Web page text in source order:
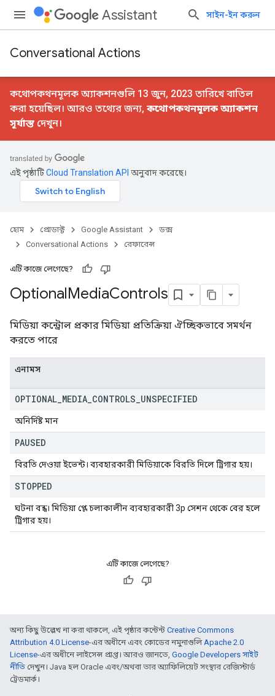
Assistant সাইন-ইন করুন
Conversational Actions
কথোপকথনমূলক অ্যাকশনগুলি 13 জুন, 2023 তারিখে বাতিল
করা হয়েছিল। আরও তথ্যের জন্য, কথোপকথনমূলক অ্যাকশন
সূর্যাস্ত দেখুন।
এই পৃষ্ঠাটিCloud Translation API অনুবাদ করেছে।
হোম প্রোডাক্ট Google Assistant
ডক্স
Conversational Actions
রেফারেন্স
এটি কাজে লেগেছে?
OptionalMediaControls
মিডিয়া কন্ট্রোল প্রকার মিডিয়া প্রতিক্রিয়া ঐচ্ছিকভাবে সমর্থন
করতে পারে
এনামস
OPTIONAL MEDIA CONTROLS UNSPECIFIED
অনির্দিষ্ট মান
PAUSED
বিরতি দেওয়া ইভেন্ট। ব্যবহারকারী মিডিয়াকে বিরতি দিলে ট্রিগার হয়।
STOPPED
ঘটনা বন্ধ। মিডিয়া প্লে চলাকালীন ব্যবহারকারী 3p সেশন থেকে বের হলে
ট্রিগার হয়।
এটি কাজে লেগেছে?
অন্য কিছু উল্লেখ না করা থাকলে, এই পৃষ্ঠার কন্টেন্ট Creative Commons
Attribution 4.0 License-এর অধীনে এবং কোডের নমুনাগুলিApache 2.0
License-এর অধীনে লাইসেন্স প্রাপ্ত। আরও জানতে, Google Developers সাইট
নীতি দেখুন। Java হল Oracle এবং/অথবা তার অ্যাফিলিয়েট সংস্থার রেজিস্টার্ড
ট্রেডমার্ক।